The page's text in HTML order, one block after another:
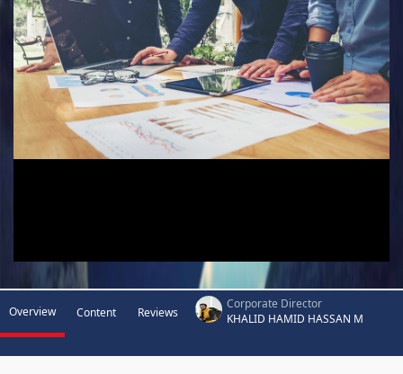
Overview Content Reviews
Corporate Director
KHALID HAMID HASSAN M